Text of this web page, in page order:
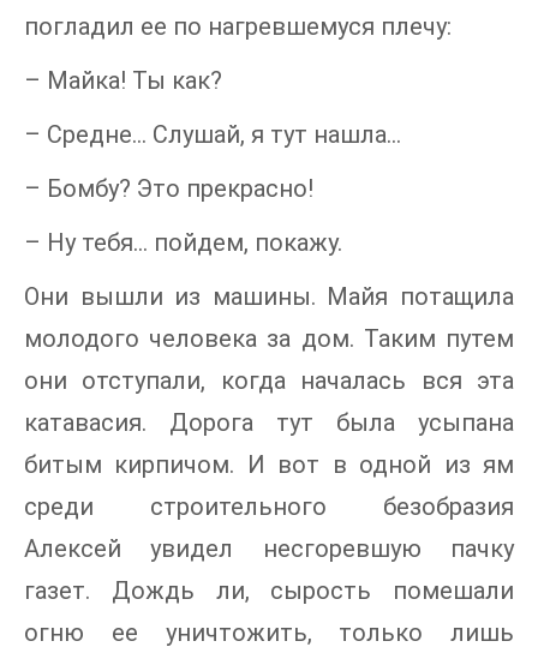
погладил ее по нагревшемуся плечу:
– Майка! Ты как?
– Средне… Слушай, я тут нашла…
– Бомбу? Это прекрасно!
– Ну тебя… пойдем, покажу.
Они вышли из машины. Майя потащила
молодого человека за дом. Таким путем
они отступали, когда началась вся эта
катавасия. Дорога тут была усыпана
битым кирпичом. И вот в одной из ям
среди строительного безобразия
Алексей увидел несгоревшую пачку
газет. Дождь ли, сырость помешали
огню ее уничтожить, только лишь